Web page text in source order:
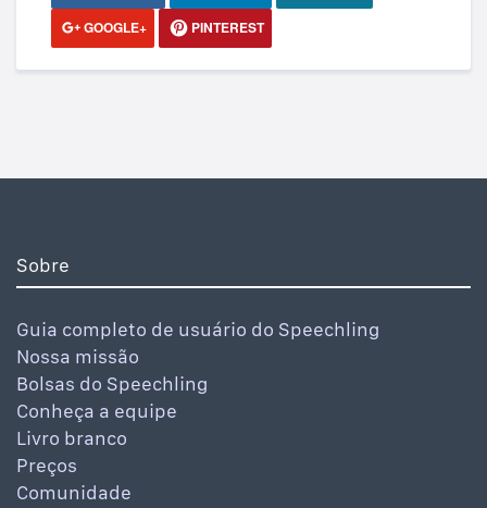
GOOGLE+
PINTEREST
Sobre
Guia completo de usuário do Speechling
Nossa missão
Bolsas do Speechling
Conheça a equipe
Livro branco
Preços
Comunidade